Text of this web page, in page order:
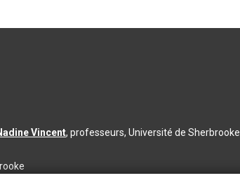
Vincent, professeurs, Université de Sherbrooke